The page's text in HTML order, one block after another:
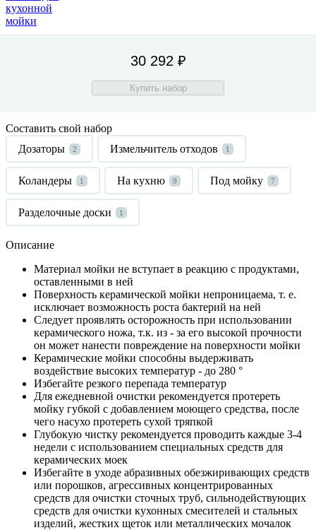
30 292 ₽
Купить набор
Составить свой набор
Дозаторы
2 Измельчитель отходов 1
Коландеры 1 На кухню 9 Под мойку 7
Разделочные доски 1
Описание
Материал мойки не вступает в реакцию с продуктами,
оставленными в ней
Поверхность керамической мойки непроницаема, т. е.
исключает возможность роста бактерий на ней
Следует проявлять осторожность при использовании
керамического ножа, т.к. из - за его высокой прочности
он может нанести повреждение на поверхности мойки
Керамические мойки способны выдерживать
воздействие высоких температур - до 280 °
Избегайте резкого перепада температур
Для ежедневной очистки рекомендуется протереть
мойку губкой с добавлением моющего средства, после
чего насухо протереть сухой тряпкой
Глубокую чистку рекомендуется проводить каждые 3-4
недели с использованием специальных средств для
керамических моек
Избегайте в уходе абразивных обезжиривающих средств
или порошков, агрессивных концентрированных
средств для очистки сточных труб, сильнодействующих
средств для очистки кухонных смесителей и стальных
изделий, жестких щеток или металлических мочалок